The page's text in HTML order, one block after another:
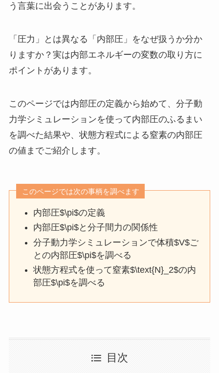
う言葉に出会うことがあります。
「圧力」とは異なる「内部圧」をなぜ扱うか分か
りますか？実は内部エネルギーの変数の取り方に
ポイントがあります。
このページでは内部圧の定義から始めて、分子動
力学シミュレーションを使って内部圧のふるまい
を調べた結果や、状態方程式による窒素の内部圧
の値までご紹介します。
このページでは次の事柄を調べます
内部圧$\pi$の定義
内部圧$\pi$と分子間力の関係性
分子動力学シミュレーションで体積$V$ご
との内部圧$\pi$を調べる
状態方程式を使って窒素$\text{N}_2$の内
部圧$\pi$を調べる
目次